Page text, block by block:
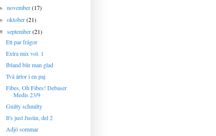
november(17)
oktober(21)
september(21)
Ett par frågor
Extra mix vol. 1
Ibland blir man glad
Två ärtor i en paj
Fibes, Oh Fibes! Debaser
Medis 23/9
Guilty schmilty
It's just Justin, del 2
Adjö sommar